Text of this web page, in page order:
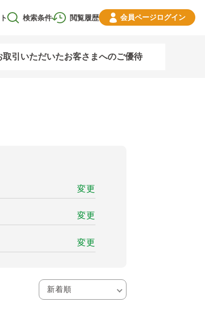
閲覧履歴
検索条件 会員ページログイン
取引いただいたお客さまへのご優待
変更
変更
変更